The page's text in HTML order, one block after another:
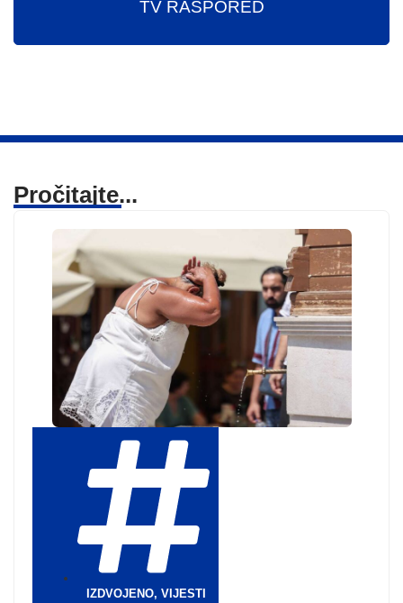
TV RASPORED
Pročitajte...
IZDVOJENO, VIJESTI